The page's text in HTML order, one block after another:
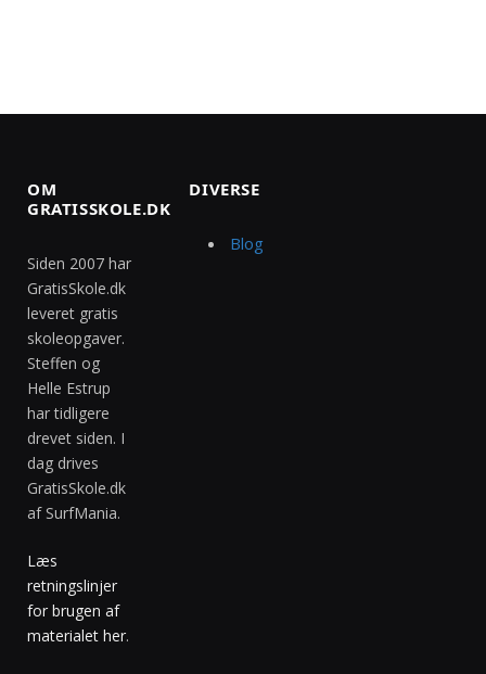
OM
GRATISSKOLE.DK
Siden 2007 har
GratisSkole.dk
leveret gratis
skoleopgaver.
Steffen og
Helle Estrup
har tidligere
drevet siden. I
dag drives
GratisSkole.dk
af SurfMania.
Læs
retningslinjer
for brugen af
materialet her.
DIVERSE
Blog